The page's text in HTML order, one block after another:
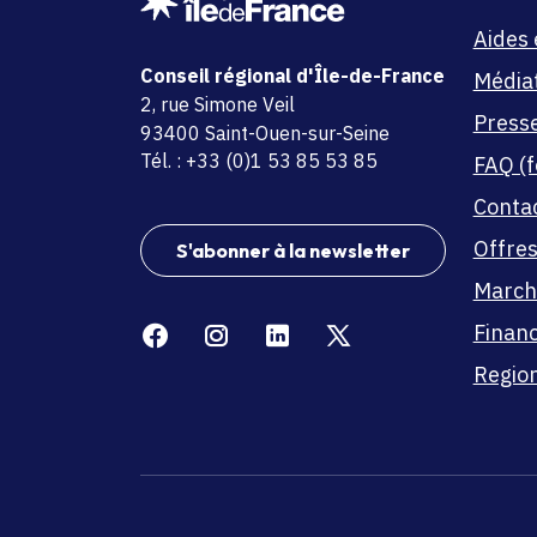
Conseil régional d'Île-de-France
adresse
2, rue Simone Veil
code postal et commune
93400 Saint-Ouen-sur-Seine
Tél. : +33 (0)1 53 85 53 85
S'abonner à la newsletter
FacebookInstagramLinkedin
Aides
FAQ